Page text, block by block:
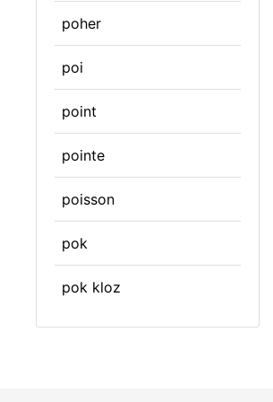
poher
poi
point
pointe
poisson
pok
pok kloz